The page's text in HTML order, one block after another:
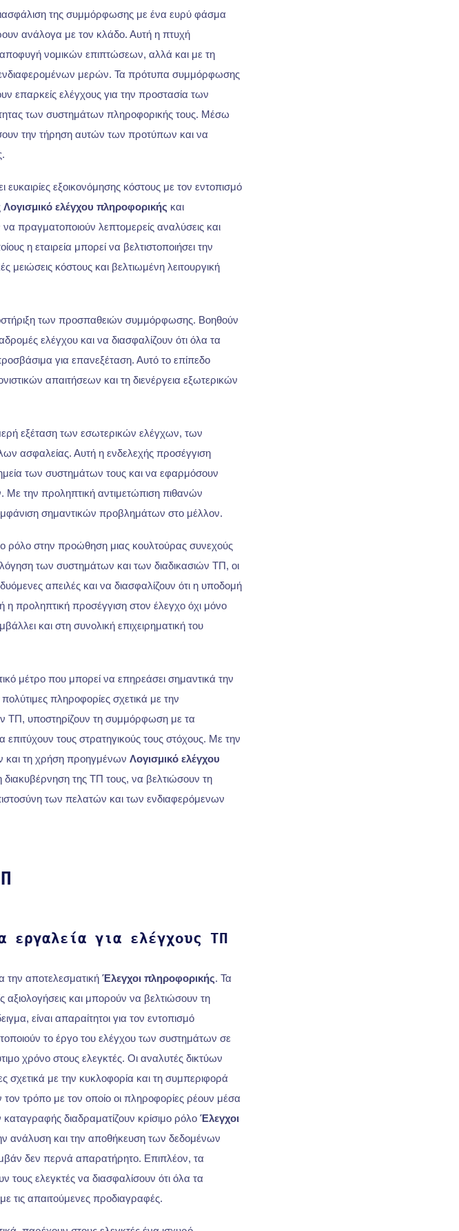
της συμμόρφωσης με ένα ευρύ φάσμα
ανάλογα με τον κλάδο. Αυτή η πτυχή
αποφυγή νομικών επιπτώσεων, αλλά και με τη
μερών. Τα πρότυπα συμμόρφωσης
επαρκείς ελέγχους για την προστασία των
των συστημάτων πληροφορικής τους. Μέσω
την τήρηση αυτών των προτύπων και να
ευκαιρίες εξοικονόμησης κόστους με τον εντοπισμό
Λογισμικό ελέγχου πληροφορικής και
πραγματοποιούν λεπτομερείς αναλύσεις και
η εταιρεία μπορεί να βελτιστοποιήσει την
κόστους και βελτιωμένη λειτουργική
των προσπαθειών συμμόρφωσης. Βοηθούν
ελέγχου και να διασφαλίζουν ότι όλα τα
για επανεξέταση. Αυτό το επίπεδο
απαιτήσεων και τη διενέργεια εξωτερικών
εξέταση των εσωτερικών ελέγχων, των
ασφαλείας. Αυτή η ενδελεχής προσέγγιση
των συστημάτων τους και να εφαρμόσουν
Με την προληπτική αντιμετώπιση πιθανών
σημαντικών προβλημάτων στο μέλλον.
ρόλο στην προώθηση μιας κουλτούρας συνεχούς
των συστημάτων και των διαδικασιών ΤΠ, οι
απειλές και να διασφαλίζουν ότι η υποδομή
η προληπτική προσέγγιση στον έλεγχο όχι μόνο
και στη συνολική επιχειρηματική του
μέτρο που μπορεί να επηρεάσει σημαντικά την
πληροφορίες σχετικά με την
ΤΠ, υποστηρίζουν τη συμμόρφωση με τα
τους στρατηγικούς τους στόχους. Με την
και τη χρήση προηγμένων Λογισμικό ελέγχου
διακυβέρνηση της ΤΠ τους, να βελτιώσουν τη
των πελατών και των ενδιαφερόμενων
εργαλεία για ελέγχους ΤΠ
την αποτελεσματική Έλεγχοι πληροφορικής. Τα
αξιολογήσεις και μπορούν να βελτιώσουν τη
είναι απαραίτητοι για τον εντοπισμό
το έργο του ελέγχου των συστημάτων σε
χρόνο στους ελεγκτές. Οι αναλυτές δικτύων
σχετικά με την κυκλοφορία και τη συμπεριφορά
τρόπο με τον οποίο οι πληροφορίες ρέουν μέσα
διαδραματίζουν κρίσιμο ρόλο Έλεγχοι
ανάλυση και την αποθήκευση των δεδομένων
δεν περνά απαρατήρητο. Επιπλέον, τα
τους ελεγκτές να διασφαλίσουν ότι όλα τα
τις απαιτούμενες προδιαγραφές.